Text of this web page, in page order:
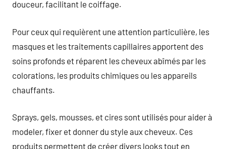
douceur, facilitant le coiffage.
Pour ceux qui requièrent une attention particulière, les
masques et les traitements capillaires apportent des
soins profonds et réparent les cheveux abîmés par les
colorations, les produits chimiques ou les appareils
chauffants.
Sprays, gels, mousses, et cires sont utilisés pour aider à
modeler, fixer et donner du style aux cheveux. Ces
produits permettent de créer divers looks tout en